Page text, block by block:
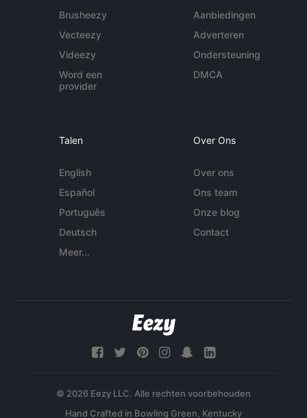
Brusheezy
Vecteezy
Videezy
Word een
provider
Aanbiedingen
Adverteren
Ondersteuning
DMCA
Talen
English
Español
Português
Deutsch
Meer...
Over Ons
Over ons
Ons team
Onze blog
Contact
© 2026 Eezy LLC. Alle rechten voorbehouden